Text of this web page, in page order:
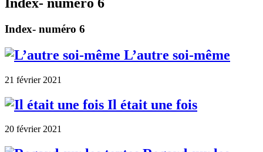
Index- numéro 6
L’autre soi-même
21 février 2021
Il était une fois
20 février 2021